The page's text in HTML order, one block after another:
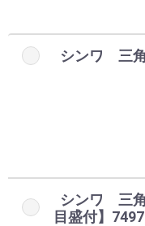
シンワ 三
シンワ 三
目盛付】
お買い物